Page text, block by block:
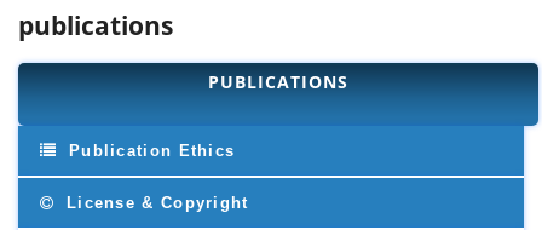
publications
PUBLICATIONS
Publication Ethics
License & Copyright